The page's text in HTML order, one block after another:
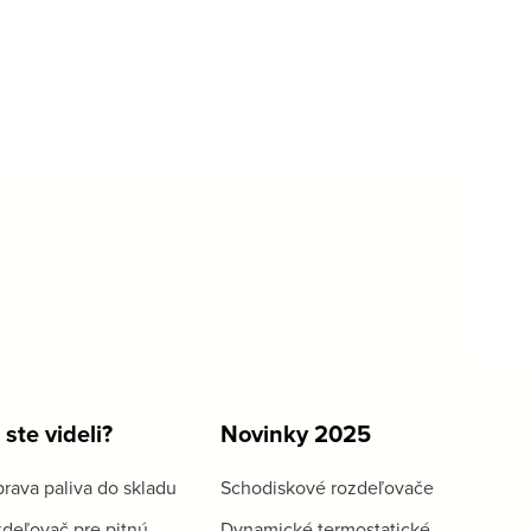
videli?
paliva do skladu
Novinky 2025
Schodiskové rozdeľovače